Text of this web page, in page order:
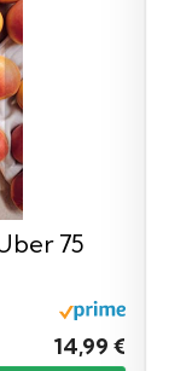
75
14,99 €